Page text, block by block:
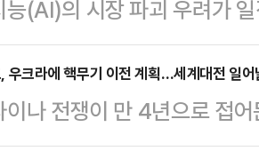
약 카르텔(기업형 마약 범
멘초’)가 멕시코…
의 연장운행이 결정된데 따
6일 첫차부터 서울01번 출
"이 과정에서 적극적으로
이하 서울시 관계자들께 깊
탄 지역에 출퇴근에 편…
능(AI)의 시장 파괴 우려가
다.뉴욕타임스(NYT)에 따
균지수는 24일(현지시간)
9174.81에 장을 마쳤다. 대
는 52.36 포인트(0.77%)
, 우크라에 핵무기 이전 계획…세계대전 일
이나 전쟁이 만 4년으로 접
우크라이나에 핵무기를 이